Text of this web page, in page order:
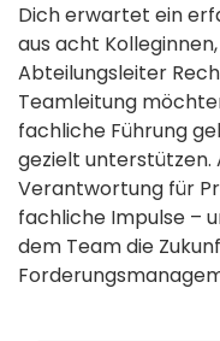
Dich erwartet ein
aus acht
Abteilungsleiter
Teamleitung
fachliche Führung
gezielt unterstützen.
Verantwortung für
fachliche Impulse –
dem Team die